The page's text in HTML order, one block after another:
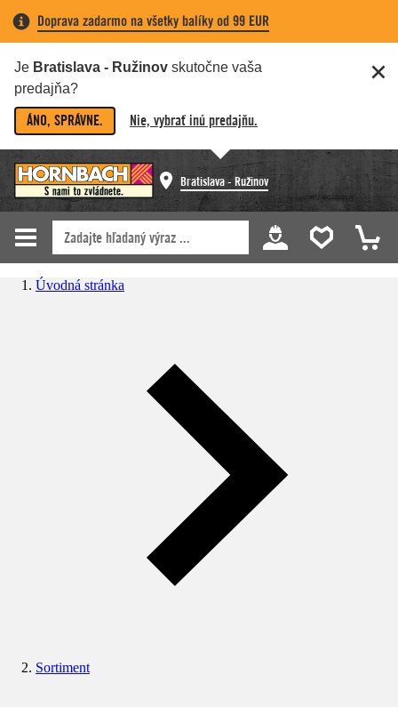
Doprava zadarmo na všetky balíky od 99 EUR
Je Bratislava - Ružinov skutočne vaša
predajňa?
ÁNO, SPRÁVNE. Nie, vybrať inú predajňu.
Bratislava - Ružinov
Úvodná stránka
Sortiment